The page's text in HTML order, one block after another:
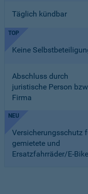
Täglich kündbar
TOP
Keine
Abschluss durch
juristische Person
Firma
NEU
Versicherungsschutz
gemietete und
Ersatzfahrräder/E-